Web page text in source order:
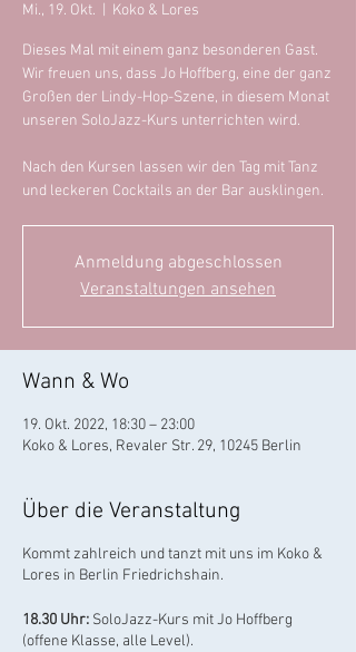
Mi., 19. Okt. Koko & Lores
Dieses Mal mit einem ganz besonderen Gast.
Wir freuen uns, dass Jo Hoffberg, eine der ganz
Großen der Lindy-Hop-Szene, in diesem Monat
unseren SoloJazz-Kurs unterrichten wird.
Nach den Kursen lassen wir den Tag mit Tanz
und leckeren Cocktails an der Bar ausklingen.
Anmeldung abgeschlossen
Veranstaltungen ansehen
Wann & Wo
19. Okt. 2022, 18:30 – 23:00
Koko & Lores, Revaler Str. 29, 10245 Berlin
Über die Veranstaltung
Kommt zahlreich und tanzt mit uns im Koko &
Lores in Berlin Friedrichshain.
18.30 Uhr: SoloJazz-Kurs mit Jo Hoffberg
(offene Klasse, alle Level).